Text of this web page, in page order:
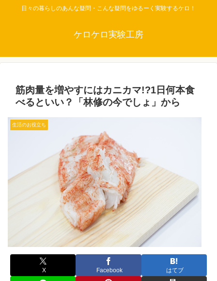
日々の暮らしのあんな疑問・こんな疑問をゆるーく実験するケロ！
ケロケロ実験工房
筋肉量を増やすにはカニカマ!?1日何本食
べるといい？「林修の今でしょ」から
生活のお役立ち
X Facebook はてブ